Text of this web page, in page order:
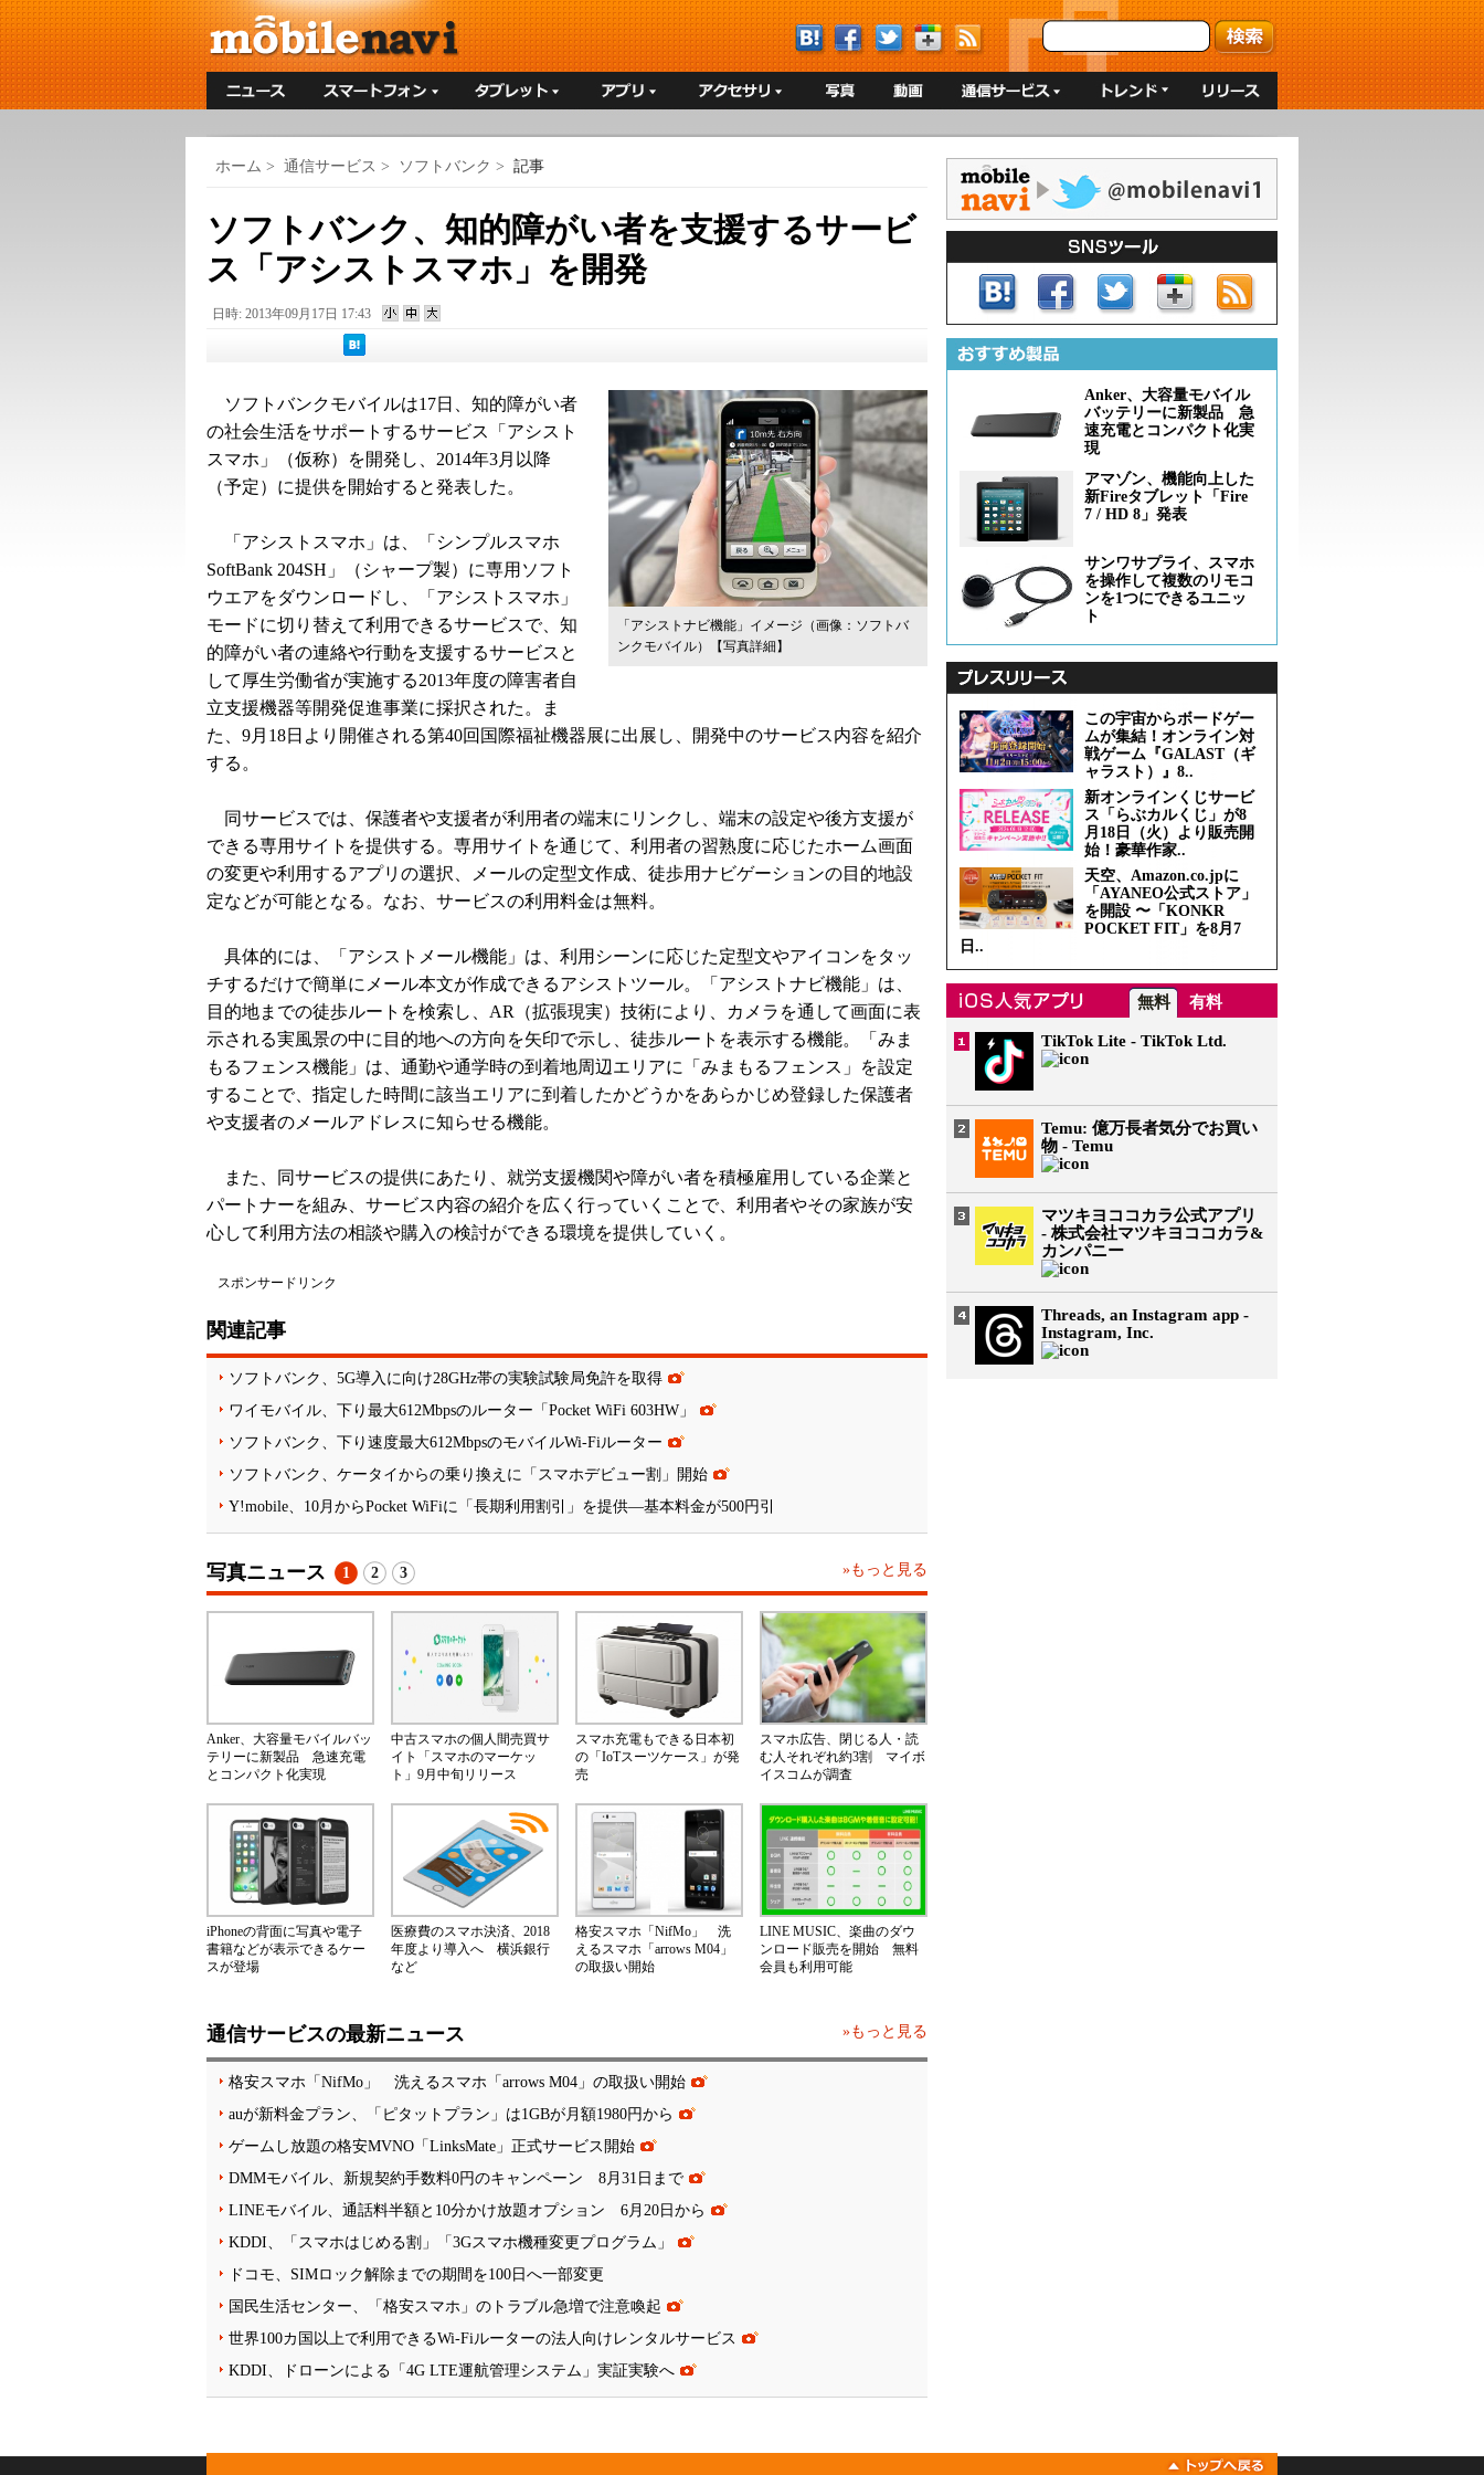
ホーム > 通信サービス > ソフトバンク > 記事
ソフトバンク、知的障がい者を支援するサービ
ス「アシストスマホ」を開発
日時: 2013年09月17日 17:43
「アシストナビ機能」イメージ（画像：ソフトバ
ンクモバイル）
【写真詳細】
ソフトバンクモバイルは17日、知的障がい者
の社会生活をサポートするサービス「アシスト
スマホ」（仮称）を開発し、2014年3月以降
（予定）に提供を開始すると発表した。
「アシストスマホ」は、「シンプルスマホ
SoftBank 204SH」（シャープ製）に専用ソフト
ウエアをダウンロードし、「アシストスマホ」
モードに切り替えて利用できるサービスで、知
的障がい者の連絡や行動を支援するサービスと
して厚生労働省が実施する2013年度の障害者自
立支援機器等開発促進事業に採択された。ま
た、9月18日より開催される第40回国際福祉機器展に出展し、開発中のサービス内容を紹介
する。
同サービスでは、保護者や支援者が利用者の端末にリンクし、端末の設定や後方支援が
できる専用サイトを提供する。専用サイトを通じて、利用者の習熟度に応じたホーム画面
の変更や利用するアプリの選択、メールの定型文作成、徒歩用ナビゲーションの目的地設
定などが可能となる。なお、サービスの利用料金は無料。
具体的には、「アシストメール機能」は、利用シーンに応じた定型文やアイコンをタッ
チするだけで簡単にメール本文が作成できるアシストツール。「アシストナビ機能」は、
目的地までの徒歩ルートを検索し、AR（拡張現実）技術により、カメラを通して画面に表
示される実風景の中に目的地への方向を矢印で示し、徒歩ルートを表示する機能。「みま
もるフェンス機能」は、通勤や通学時の到着地周辺エリアに「みまもるフェンス」を設定
することで、指定した時間に該当エリアに到着したかどうかをあらかじめ登録した保護者
や支援者のメールアドレスに知らせる機能。
また、同サービスの提供にあたり、就労支援機関や障がい者を積極雇用している企業と
パートナーを組み、サービス内容の紹介を広く行っていくことで、利用者やその家族が安
心して利用方法の相談や購入の検討ができる環境を提供していく。
スポンサードリンク
関連記事
ソフトバンク、5G導入に向け28GHz帯の実験試験局免許を取得
ワイモバイル、下り最大612Mbpsのルーター「Pocket WiFi 603HW」
ソフトバンク、下り速度最大612MbpsのモバイルWi-Fiルーター
ソフトバンク、ケータイからの乗り換えに「スマホデビュー割」開始
Y!mobile、10月からPocket WiFiに「長期利用割引」を提供―基本料金が500円引
写真ニュース »もっと見る
1 2 3
Anker、大容量モバイルバッ
テリーに新製品 急速充電
とコンパクト化実現
中古スマホの個人間売買サ
イト「スマホのマーケッ
ト」9月中旬リリース
スマホ充電もできる日本初
の「IoTスーツケース」が発
売
スマホ広告、閉じる人・読
む人それぞれ約3割 マイボ
イスコムが調査
iPhoneの背面に写真や電子
書籍などが表示できるケー
スが登場
医療費のスマホ決済、2018
年度より導入へ 横浜銀行
など
格安スマホ「NifMo」 洗
えるスマホ「arrows M04」
の取扱い開始
LINE MUSIC、楽曲のダウ
ンロード販売を開始 無料
会員も利用可能
通信サービスの最新ニュース »もっと見る
格安スマホ「NifMo」 洗えるスマホ「arrows M04」の取扱い開始
auが新料金プラン、「ピタットプラン」は1GBが月額1980円から
ゲームし放題の格安MVNO「LinksMate」正式サービス開始
DMMモバイル、新規契約手数料0円のキャンペーン 8月31日まで
LINEモバイル、通話料半額と10分かけ放題オプション 6月20日から
KDDI、「スマホはじめる割」「3Gスマホ機種変更プログラム」
ドコモ、SIMロック解除までの期間を100日へ一部変更
国民生活センター、「格安スマホ」のトラブル急増で注意喚起
世界100カ国以上で利用できるWi-Fiルーターの法人向けレンタルサービス
KDDI、ドローンによる「4G LTE運航管理システム」実証実験へ
Anker、大容量モバイル
バッテリーに新製品 急
速充電とコンパクト化実
現
アマゾン、機能向上した
新Fireタブレット「Fire
7 / HD 8」発表
サンワサプライ、スマホ
を操作して複数のリモコ
ンを1つにできるユニッ
ト
この宇宙からボードゲー
ムが集結！オンライン対
戦ゲーム『GALAST（ギ
ャラスト）』8..
新オンラインくじサービ
ス「らぶカルくじ」が8
月18日（火）より販売開
始！豪華作家..
天空、Amazon.co.jpに
「AYANEO公式ストア」
を開設 〜「KONKR
POCKET FIT」を8月7
日..
無料 有料
TikTok Lite - TikTok Ltd.
Temu: 億万長者気分でお買い
物 - Temu
マツキヨココカラ公式アプリ
- 株式会社マツキヨココカラ&
カンパニー
Threads, an Instagram app -
Instagram, Inc.